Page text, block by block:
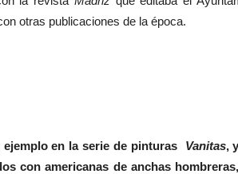
otras publicaciones de la época.
en la serie de pinturas Vanitas,
con americanas de anchas